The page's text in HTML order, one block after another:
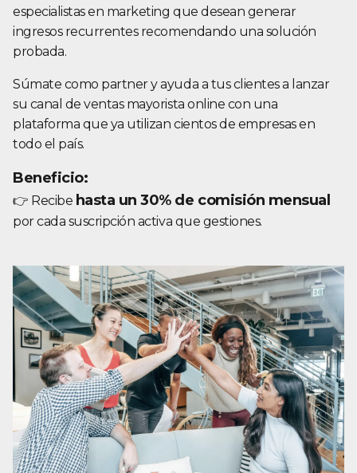
especialistas en marketing que desean generar
ingresos recurrentes recomendando una solución
probada.
Súmate como partner y ayuda a tus clientes a lanzar
su canal de ventas mayorista online con una
plataforma que ya utilizan cientos de empresas en
todo el país.
Beneficio:
👉 Recibe hasta un 30% de comisión mensual
por cada suscripción activa que gestiones.